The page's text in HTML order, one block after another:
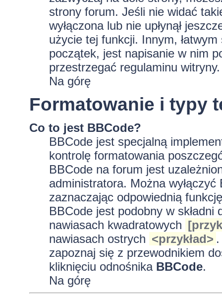
strony forum. Jeśli nie widać
wyłączona lub nie upłynął
użycie tej funkcji. Innym,
początek, jest napisanie w nim
przestrzegać regulaminu witryny.
Na górę
Formatowanie i typy
Co to jest BBCode?
BBCode jest specjalną
kontrolę formatowania
BBCode na forum jest
administratora. Można
zaznaczając odpowiednią
BBCode jest podobny w
nawiasach kwadratowych
nawiasach ostrych <przykład>
zapoznaj się z przewodnikiem
kliknięciu odnośnika BBCode.
Na górę